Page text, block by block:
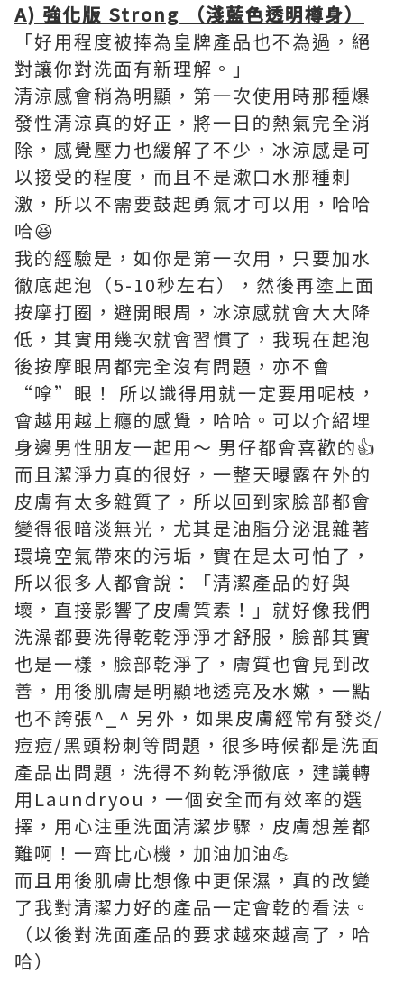
A) 強化版 Strong （淺藍色透明樽身）
「好用程度被捧為皇牌產品也不為過，絕
對讓你對洗面有新理解。」
清涼感會稍為明顯，第一次使用時那種爆
發性清涼真的好正，將一日的熱氣完全消
除，感覺壓力也緩解了不少，冰涼感是可
以接受的程度，而且不是漱口水那種刺
激，所以不需要鼓起勇氣才可以用，哈哈
哈😆
我的經驗是，如你是第一次用，只要加水
徹底起泡（5-10秒左右），然後再塗上面
按摩打圈，避開眼周，冰涼感就會大大降
低，其實用幾次就會習慣了，我現在起泡
後按摩眼周都完全沒有問題，亦不會
“嗱”眼！ 所以識得用就一定要用呢枝，
會越用越上癮的感覺，哈哈。可以介紹埋
身邊男性朋友一起用～ 男仔都會喜歡的👍
而且潔淨力真的很好，一整天曝露在外的
皮膚有太多雜質了，所以回到家臉部都會
變得很暗淡無光，尤其是油脂分泌混雜著
環境空氣帶來的污垢，實在是太可怕了，
所以很多人都會說：「清潔產品的好與
壞，直接影響了皮膚質素！」就好像我們
洗澡都要洗得乾乾淨淨才舒服，臉部其實
也是一樣，臉部乾淨了，膚質也會見到改
善，用後肌膚是明顯地透亮及水嫩，一點
也不誇張^_^ 另外，如果皮膚經常有發炎/
痘痘/黑頭粉刺等問題，很多時候都是洗面
產品出問題，洗得不夠乾淨徹底，建議轉
用Laundryou，一個安全而有效率的選
擇，用心注重洗面清潔步驟，皮膚想差都
難啊！一齊比心機，加油加油💪
而且用後肌膚比想像中更保濕，真的改變
了我對清潔力好的產品一定會乾的看法。
（以後對洗面產品的要求越來越高了，哈
哈）